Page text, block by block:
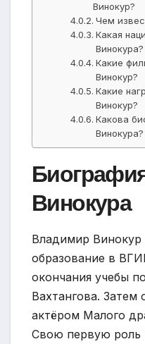
Винокур?
Чем
Какая
Винокура?
Какие
Винокур?
Какие
Винокур?
Какова
Винокура?
Винокура
Владимир Винокур
образование в
окончания учебы
Вахтангова. Затем
актёром Малого
Свою первую роль